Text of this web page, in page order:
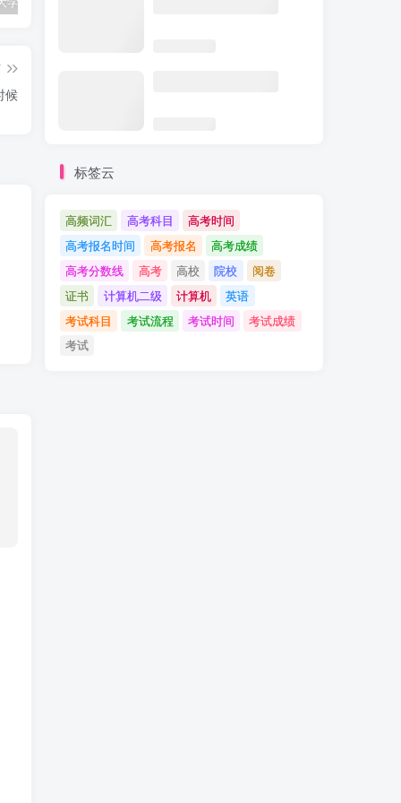
候
标签云
高频词汇 高考科目
高考时间
高考报名时间
高考报名
高考成绩
高考分数线
高考 高校 院校
阅卷
证书
计算机二级 计算机
英语
考试科目
考试流程 考试时间
考试成绩
考试